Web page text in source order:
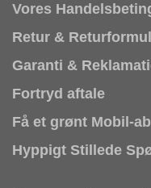
Vores
Retur &
Garanti &
Fortryd aftale
Få et grønt Mobil-
Hyppigt Stillede